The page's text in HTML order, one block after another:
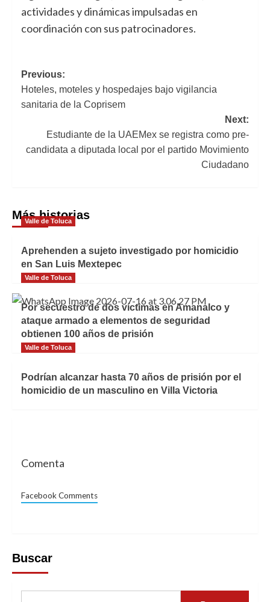
actividades y dinámicas impulsadas en
coordinación con sus patrocinadores.
Navegación
de
Previous:
Hoteles, moteles y hospedajes bajo vigilancia
sanitaria de la Coprisem
Next:
Estudiante de la UAEMex se registra como pre-
candidata a diputada local por el partido Movimiento
Ciudadano
Más historias
Valle de Toluca
Aprehenden a sujeto investigado por homicidio
en San Luis Mextepec
Valle de Toluca
Por secuestro de dos víctimas en Amanalco y
ataque armado a elementos de seguridad
obtienen 100 años de prisión
Valle de Toluca
Podrían alcanzar hasta 70 años de prisión por el
homicidio de un masculino en Villa Victoria
Comenta
Facebook Comments
Buscar